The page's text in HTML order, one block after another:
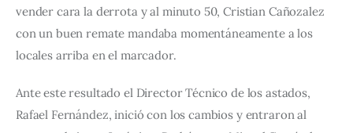
vender cara la derrota y al minuto 50, Cristian Cañozalez
con un buen remate mandaba momentáneamente a los
locales arriba en el marcador.
Ante este resultado el Director Técnico de los astados,
Rafael Fernández, inició con los cambios y entraron al